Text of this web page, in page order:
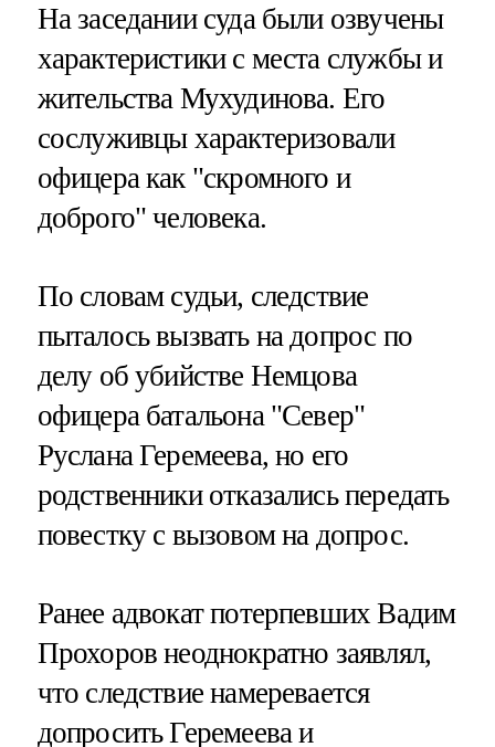
На заседании суда были озвучены
характеристики с места службы и
жительства Мухудинова. Его
сослуживцы характеризовали
офицера как "скромного и
доброго" человека.
По словам судьи, следствие
пыталось вызвать на допрос по
делу об убийстве Немцова
офицера батальона "Север"
Руслана Геремеева, но его
родственники отказались передать
повестку с вызовом на допрос.
Ранее адвокат потерпевших Вадим
Прохоров неоднократно заявлял,
что следствие намеревается
допросить Геремеева и